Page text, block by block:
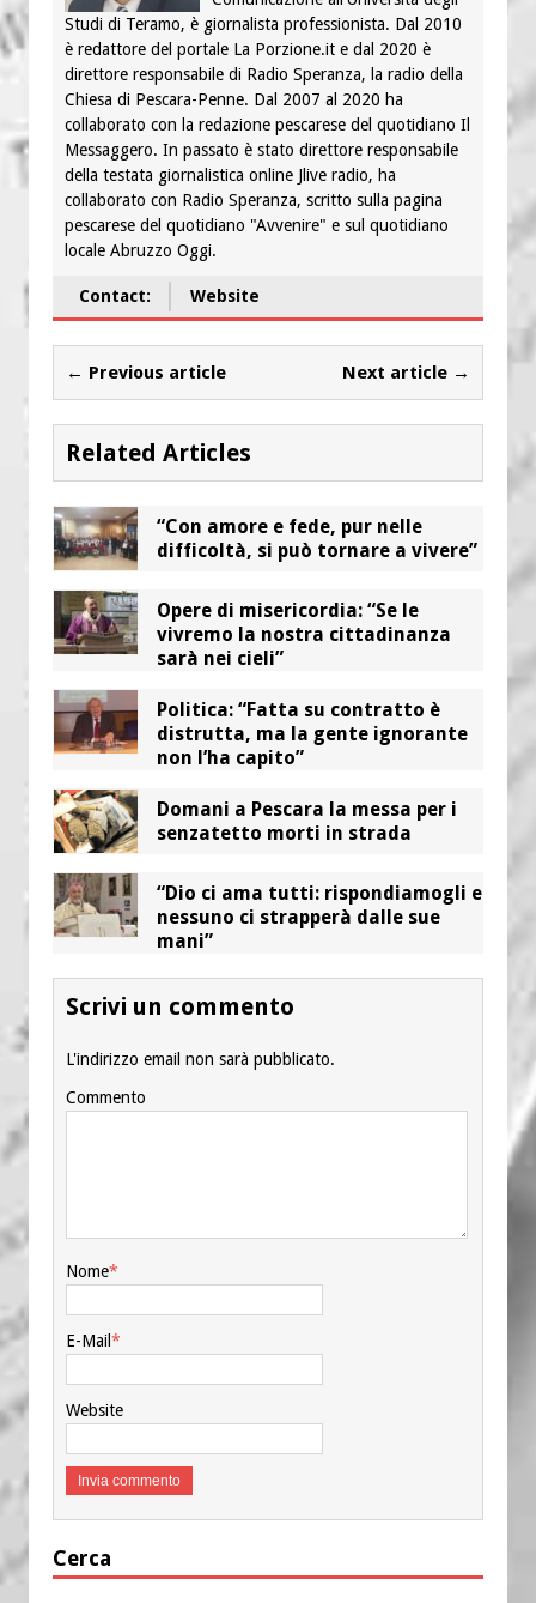
Studi di Teramo, è giornalista professionista. Dal 2010
è redattore del portale La Porzione.it e dal 2020 è
direttore responsabile di Radio Speranza, la radio della
Chiesa di Pescara-Penne. Dal 2007 al 2020 ha
collaborato con la redazione pescarese del quotidiano Il
Messaggero. In passato è stato direttore responsabile
della testata giornalistica online Jlive radio, ha
collaborato con Radio Speranza, scritto sulla pagina
pescarese del quotidiano "Avvenire" e sul quotidiano
locale Abruzzo Oggi.
Contact: Website
← Previous article Next article →
Related Articles
“Con amore e fede, pur nelle
difficoltà, si può tornare a vivere”
Opere di misericordia: “Se le
vivremo la nostra cittadinanza
sarà nei cieli”
Politica: “Fatta su contratto è
distrutta, ma la gente ignorante
non l’ha capito”
Domani a Pescara la messa per i
senzatetto morti in strada
“Dio ci ama tutti: rispondiamogli e
nessuno ci strapperà dalle sue
mani”
Scrivi un commento
L'indirizzo email non sarà pubblicato.
Commento
Nome*
E-Mail*
Website
Cerca